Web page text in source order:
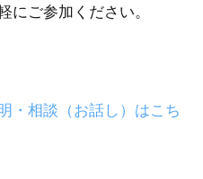
にご参加ください。
相談（お話し）はこち